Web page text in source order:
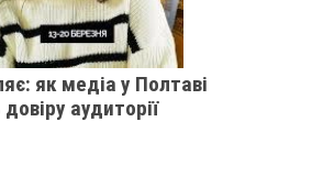
як медіа у Полтаві
аудиторії